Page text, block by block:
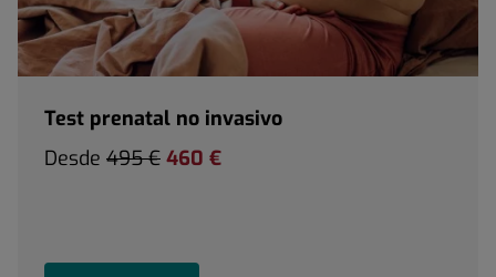
Test prenatal no invasivo
Desde 495 € 460 €